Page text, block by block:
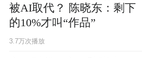
被AI取代？ 陈晓东：剩下
的10%才叫“作品”
3.7万次播放